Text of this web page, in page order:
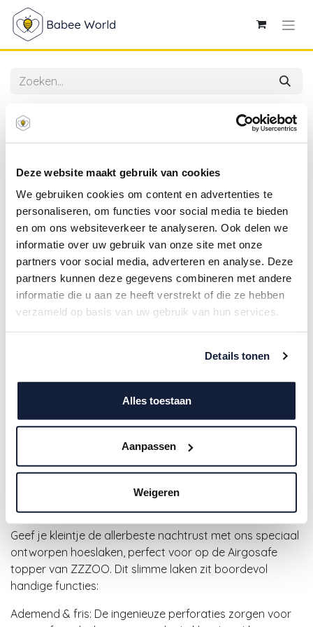
Deze website maakt gebruik van cookies
We gebruiken cookies om content en advertenties te
personaliseren, om functies voor social media te bieden
en om ons websiteverkeer te analyseren. Ook delen we
informatie over uw gebruik van onze site met onze
partners voor social media, adverteren en analyse. Deze
partners kunnen deze gegevens combineren met andere
informatie die u aan ze heeft verstrekt of die ze hebben
verzameld op basis van uw gebruik van hun services.
Details tonen
Alles toestaan
Aanpassen
Weigeren
Zzzoo | Hoeslaken Airgosafe Wit 70x140cm
Zzzoo | Hoeslaken Airgosafe Wit
70x140cm
Geef je kleintje de allerbeste nachtrust met ons speciaal
ontworpen hoeslaken, perfect voor op de Airgosafe
topper van ZZZOO. Dit slimme laken zit boordevol
handige functies:
Ademend & fris: De ingenieuze perforaties zorgen voor